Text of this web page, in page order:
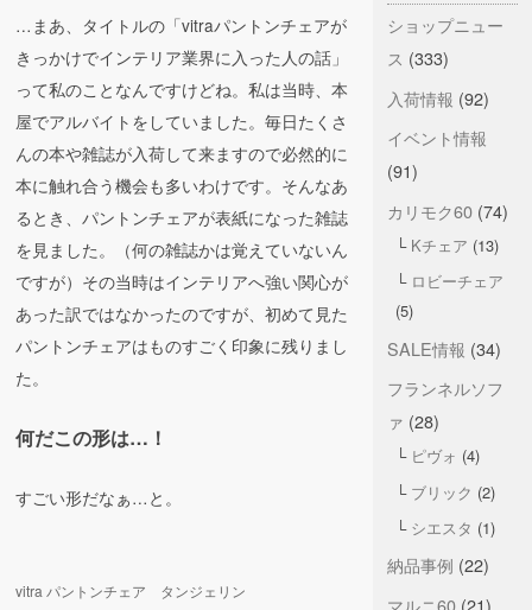
…まあ、タイトルの「vitraパントンチェアが
きっかけでインテリア業界に入った人の話」
って私のことなんですけどね。私は当時、本
屋でアルバイトをしていました。毎日たくさ
んの本や雑誌が入荷して来ますので必然的に
本に触れ合う機会も多いわけです。そんなあ
るとき、パントンチェアが表紙になった雑誌
を見ました。（何の雑誌かは覚えていないん
ですが）その当時はインテリアへ強い関心が
あった訳ではなかったのですが、初めて見た
パントンチェアはものすごく印象に残りまし
た。
何だこの形は…！
すごい形だなぁ…と。
vitra パントンチェア タンジェリン
ショップニュー
ス (333)
入荷情報 (92)
イベント情報
(91)
カリモク60(74)
Kチェア (13)
ロビーチェア
(5)
SALE情報 (34)
フランネルソフ
ァ (28)
ピヴォ (4)
ブリック (2)
シエスタ (1)
納品事例 (22)
マルニ60(21)